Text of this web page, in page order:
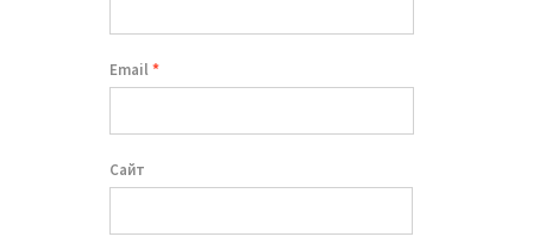
Email*
Сайт